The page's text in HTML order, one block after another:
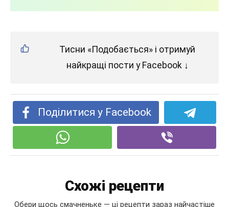
Тисни «Подобається» і отримуй
найкращі пости у Facebook ↓
Поділитися у Facebook
Схожі рецепти
Обери щось смачненьке — ці рецепти зараз найчастіше